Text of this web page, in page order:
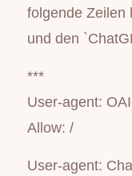
folgende Zeilen
und den
***
User-agent:
Allow: /
User-agent: